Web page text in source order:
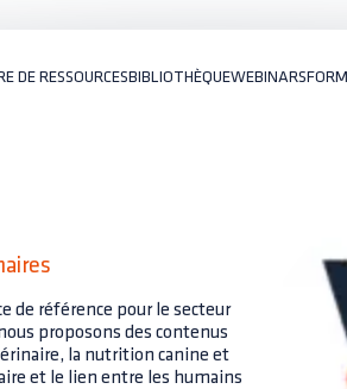
DE RESSOURCESBIBLIOTHÈQUEWEBINARS
de référence pour le secteur
proposons des contenus
la nutrition canine et
et le lien entre les humains